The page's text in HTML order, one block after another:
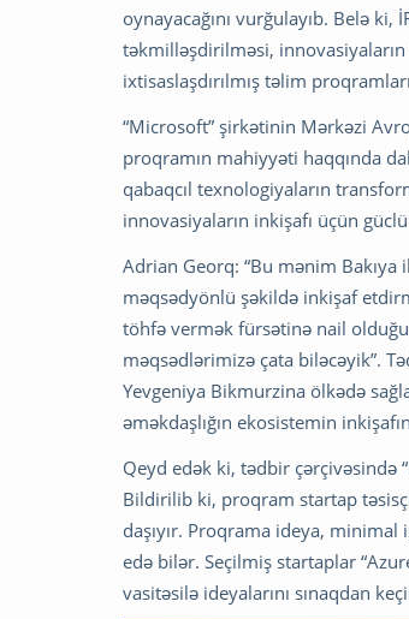
oynayacağını vurğulayıb. Belə ki,
təkmilləşdirilməsi,
ixtisaslaşdırılmış təlim
“Microsoft” şirkətinin Mərkəzi
proqramın mahiyyəti haqqında
qabaqcıl texnologiyaların
innovasiyaların inkişafı üçün
Adrian Georq: “Bu mənim
məqsədyönlü şəkildə inkişaf
töhfə vermək fürsətinə nail
məqsədlərimizə çata biləcəyik”.
Yevgeniya Bikmurzina ölkədə
əməkdaşlığın ekosistemin
Qeyd edək ki, tədbir çərçivəsində
Bildirilib ki, proqram startap
daşıyır. Proqrama ideya,
edə bilər. Seçilmiş startaplar
vasitəsilə ideyalarını sınaqdan